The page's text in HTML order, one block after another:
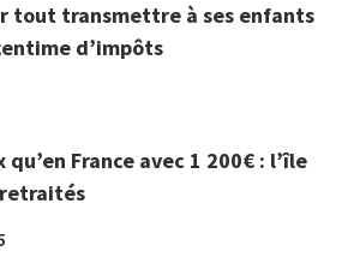
tout transmettre à ses enfants
d’impôts
France avec 1 200€ : l’île